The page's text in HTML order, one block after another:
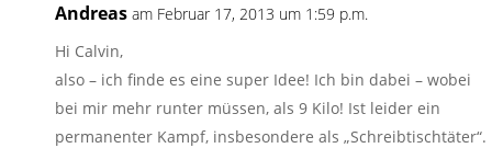
Andreas am Februar 17, 2013 um 1:59 p.m.
Hi Calvin,
also – ich finde es eine super Idee! Ich bin dabei – wobei
bei mir mehr runter müssen, als 9 Kilo! Ist leider ein
permanenter Kampf, insbesondere als „Schreibtischtäter“.